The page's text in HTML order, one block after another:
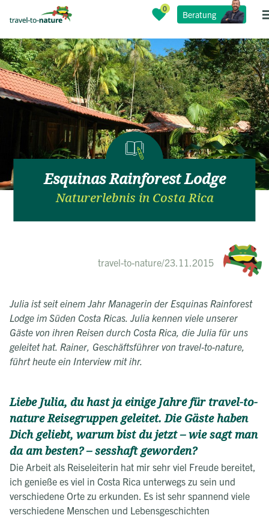
Beratung
Esquinas Rainforest Lodge
Naturerlebnis in Costa Rica
travel-to-nature/23.11.2015
Julia ist seit einem Jahr Managerin der Esquinas Rainforest
Lodge im Süden Costa Ricas. Julia kennen viele unserer
Gäste von ihren Reisen durch Costa Rica, die Julia für uns
geleitet hat. Rainer, Geschäftsführer von travel-to-nature,
führt heute ein Interview mit ihr.
Liebe Julia, du hast ja einige Jahre für travel-to-
nature Reisegruppen geleitet. Die Gäste haben
Dich geliebt, warum bist du jetzt – wie sagt man
da am besten? – sesshaft geworden?
Die Arbeit als Reiseleiterin hat mir sehr viel Freude bereitet,
ich genieße es viel in Costa Rica unterwegs zu sein und
verschiedene Orte zu erkunden. Es ist sehr spannend viele
verschiedene Menschen und Lebensgeschichten